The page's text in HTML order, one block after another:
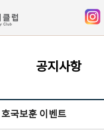
공지사항
국보훈 이벤트